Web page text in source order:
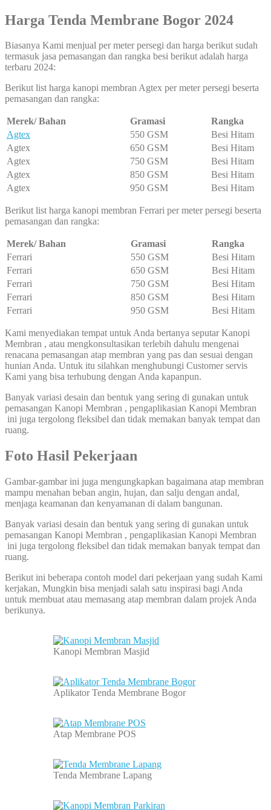
Harga Tenda Membrane Bogor 2024
Biasanya Kami menjual per meter persegi dan harga berikut sudah
termasuk jasa pemasangan dan rangka besi berikut adalah harga
terbaru 2024:
Berikut list harga kanopi membran Agtex per meter persegi beserta
pemasangan dan rangka:
Merek/ Bahan Gramasi
Rangka
Agtex
550 GSM
Besi Hitam
Agtex
650 GSM
Besi Hitam
Agtex
750 GSM
Besi Hitam
Agtex
850 GSM
Besi Hitam
Agtex
950 GSM Besi Hitam
Berikut list harga kanopi membran Ferrari per meter persegi beserta
pemasangan dan rangka:
Merek/ Bahan Gramasi
Rangka
Ferrari
550 GSM
Besi Hitam
Ferrari
650 GSM
Besi Hitam
Ferrari
750 GSM
Besi Hitam
Ferrari
850 GSM
Besi Hitam
Ferrari
950 GSM Besi Hitam
Kami menyediakan tempat untuk Anda bertanya seputar Kanopi
Membran , atau mengkonsultasikan terlebih dahulu mengenai
renacana pemasangan atap membran yang pas dan sesuai dengan
hunian Anda. Untuk itu silahkan menghubungi Customer servis
Kami yang bisa terhubung dengan Anda kapanpun.
Banyak variasi desain dan bentuk yang sering di gunakan untuk
pemasangan Kanopi Membran , pengaplikasian Kanopi Membran
ini juga tergolong fleksibel dan tidak memakan banyak tempat dan
ruang.
Foto Hasil Pekerjaan
Gambar-gambar ini juga mengungkapkan bagaimana atap membran
mampu menahan beban angin, hujan, dan salju dengan andal,
menjaga keamanan dan kenyamanan di dalam bangunan.
Banyak variasi desain dan bentuk yang sering di gunakan untuk
pemasangan Kanopi Membran , pengaplikasian Kanopi Membran
ini juga tergolong fleksibel dan tidak memakan banyak tempat dan
ruang.
Berikut ini beberapa contoh model dari pekerjaan yang sudah Kami
kerjakan, Mungkin bisa menjadi salah satu inspirasi bagi Anda
untuk membuat atau memasang atap membran dalam projek Anda
berikunya.
Kanopi Membran Masjid
Aplikator Tenda Membrane Bogor
Atap Membrane POS
Tenda Membrane Lapang